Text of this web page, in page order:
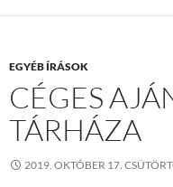
EGYÉB ÍRÁSOK
CÉGES
TÁRHÁZA
2019. OKTÓBER 17.